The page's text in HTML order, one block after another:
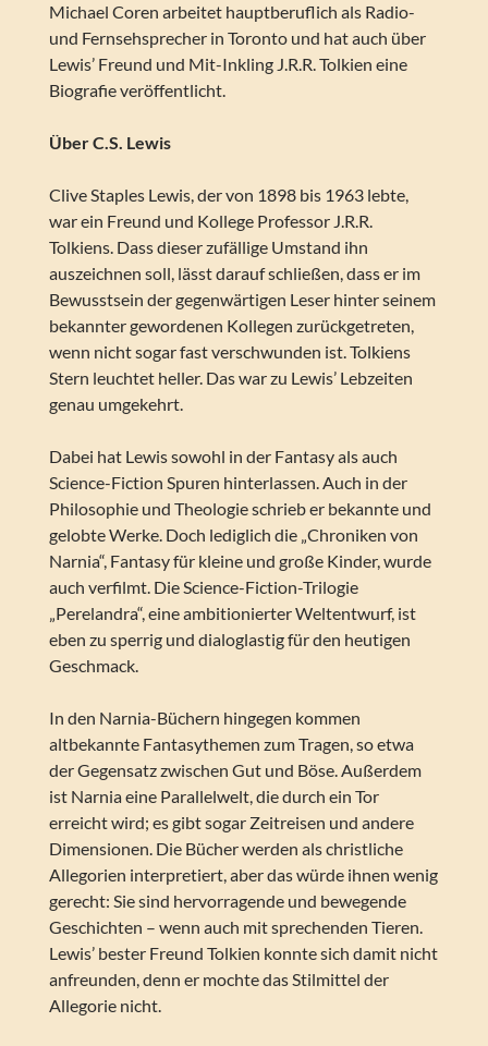
Michael Coren arbeitet hauptberuflich als Radio-
und Fernsehsprecher in Toronto und hat auch über
Lewis’ Freund und Mit-Inkling J.R.R. Tolkien eine
Biografie veröffentlicht.
Über C.S. Lewis
Clive Staples Lewis, der von 1898 bis 1963 lebte,
war ein Freund und Kollege Professor J.R.R.
Tolkiens. Dass dieser zufällige Umstand ihn
auszeichnen soll, lässt darauf schließen, dass er im
Bewusstsein der gegenwärtigen Leser hinter seinem
bekannter gewordenen Kollegen zurückgetreten,
wenn nicht sogar fast verschwunden ist. Tolkiens
Stern leuchtet heller. Das war zu Lewis’ Lebzeiten
genau umgekehrt.
Dabei hat Lewis sowohl in der Fantasy als auch
Science-Fiction Spuren hinterlassen. Auch in der
Philosophie und Theologie schrieb er bekannte und
gelobte Werke. Doch lediglich die „Chroniken von
Narnia“, Fantasy für kleine und große Kinder, wurde
auch verfilmt. Die Science-Fiction-Trilogie
„Perelandra“, eine ambitionierter Weltentwurf, ist
eben zu sperrig und dialoglastig für den heutigen
Geschmack.
In den Narnia-Büchern hingegen kommen
altbekannte Fantasythemen zum Tragen, so etwa
der Gegensatz zwischen Gut und Böse. Außerdem
ist Narnia eine Parallelwelt, die durch ein Tor
erreicht wird; es gibt sogar Zeitreisen und andere
Dimensionen. Die Bücher werden als christliche
Allegorien interpretiert, aber das würde ihnen wenig
gerecht: Sie sind hervorragende und bewegende
Geschichten – wenn auch mit sprechenden Tieren.
Lewis’ bester Freund Tolkien konnte sich damit nicht
anfreunden, denn er mochte das Stilmittel der
Allegorie nicht.